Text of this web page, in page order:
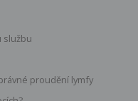
službu
proudění lymfy